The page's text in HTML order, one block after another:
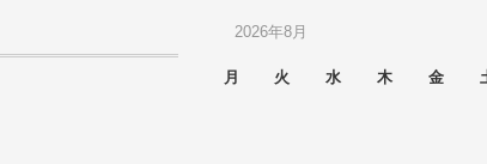
2026年8月
月 火 水 木 金